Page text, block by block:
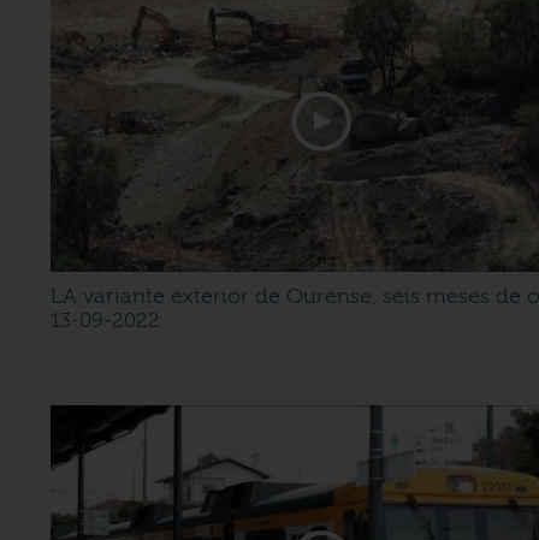
LA variante exterior de Ourense, seis meses de
13-09-2022